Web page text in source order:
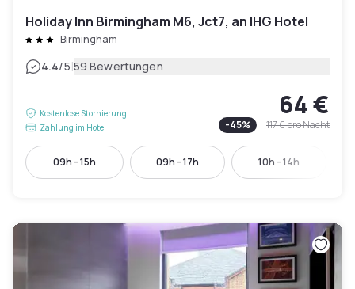
Holiday Inn Birmingham M6, Jct7, an IHG Hotel
Birmingham
4.4/5|59 Bewertungen
Kostenlose Stornierung
Zahlung im Hotel
64 €
-45% 117 €pro Nacht
09h - 15h 09h - 17h 10h - 14h